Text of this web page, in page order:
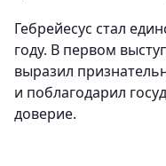
Гебрейесус стал
году. В первом
выразил
и поблагодарил
доверие.